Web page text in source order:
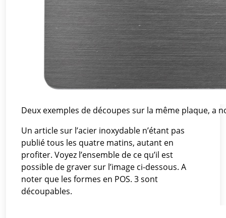
Deux exemples de découpes sur la même plaque,
Un article sur l’acier inoxydable n’étant pas
publié tous les quatre matins, autant en
profiter. Voyez l’ensemble de ce qu’il est
possible de graver sur l’image ci-dessous. A
noter que les formes en POS. 3 sont
découpables.